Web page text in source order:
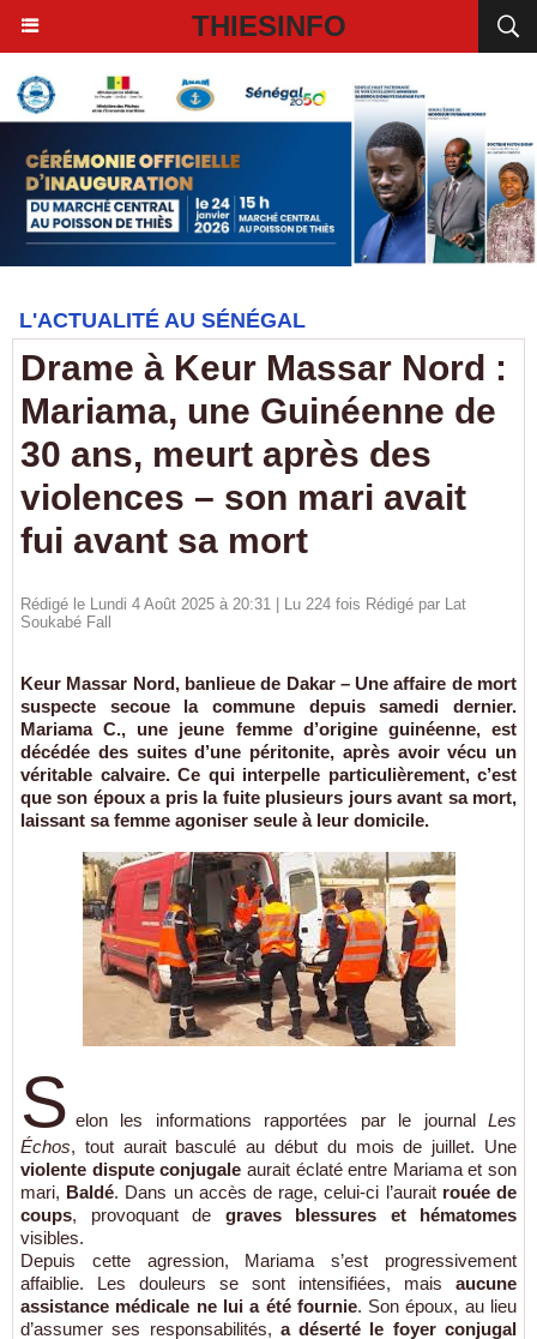
THIESINFO
L'ACTUALITÉ AU SÉNÉGAL
Drame à Keur Massar Nord :
Mariama, une Guinéenne de
30 ans, meurt après des
violences – son mari avait
fui avant sa mort
Rédigé le Lundi 4 Août 2025 à 20:31 | Lu 224 fois Rédigé par Lat
Soukabé Fall
Keur Massar Nord, banlieue de Dakar – Une affaire de mort
suspecte secoue la commune depuis samedi dernier.
Mariama C., une jeune femme d’origine guinéenne, est
décédée des suites d’une péritonite, après avoir vécu un
véritable calvaire. Ce qui interpelle particulièrement, c’est
que son époux a pris la fuite plusieurs jours avant sa mort,
laissant sa femme agoniser seule à leur domicile.
S elon les informations rapportées par le journal Les
Échos, tout aurait basculé au début du mois de juillet. Une
violente dispute conjugale aurait éclaté entre Mariama et son
mari, Baldé. Dans un accès de rage, celui-ci l’aurait rouée de
coups, provoquant de graves blessures et hématomes
visibles.
Depuis cette agression, Mariama s’est progressivement
affaiblie. Les douleurs se sont intensifiées, mais aucune
assistance médicale ne lui a été fournie. Son époux, au lieu
d’assumer ses responsabilités, a déserté le foyer conjugal